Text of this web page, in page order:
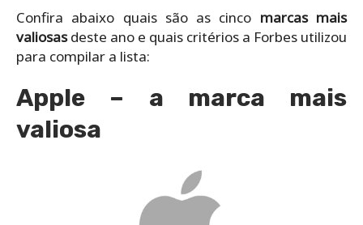
Confira abaixo quais são as cinco marcas mais
valiosasdeste ano e quais critérios a Forbes utilizou
para compilar a lista:
Apple – a marca mais
valiosa